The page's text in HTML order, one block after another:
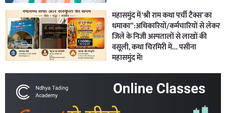
महासमुंद में ‘श्री राम कथा पर्ची टैक्स’ का
धमाका”:अधिकारियों/कर्मचारियों से लेकर
जिले के निजी अस्पतालों से लाखों की
वसूली, कथा चिरमिरी में… पसीना
महासमुंद में!